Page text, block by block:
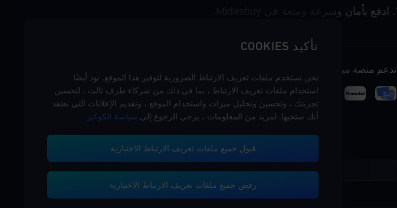
تأكيد COOKIES
نحن نستخدم ملفات تعريف الارتباط الضرورية لتوفير هذا الموقع. نود أيضًا
استخدام ملفات تعريف الارتباط ، بما في ذلك من شركاء طرف ثالث ، لتحسين
تجربتك ، وتحسين وتحليل ميزات واستخدام الموقع ، وتقديم الإعلانات التي نعتقد
أنك ستحبها. لمزيد من المعلومات ، يرجى الرجوع إلى سياسة الكوكيز
قبول جميع ملفات تعريف الارتباط الاختيارية
رفض جميع ملفات تعريف الارتباط الاختيارية
تدعم منصة ميداس باي طرق الدفع
خدمة الزبائن